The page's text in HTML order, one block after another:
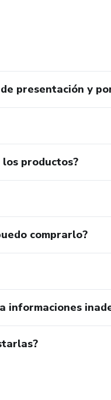
presentación y
productos?
comprarlo?
informaciones